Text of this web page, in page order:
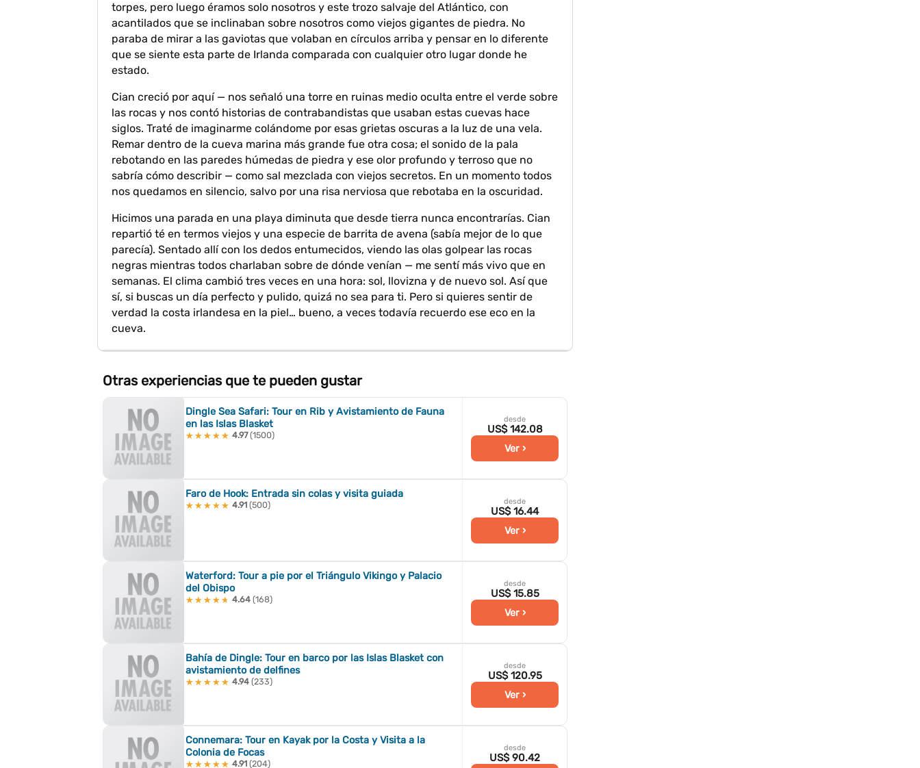
torpes, pero luego éramos solo nosotros y este trozo salvaje del Atlántico, con
acantilados que se inclinaban sobre nosotros como viejos gigantes de piedra. No
paraba de mirar a las gaviotas que volaban en círculos arriba y pensar en lo diferente
que se siente esta parte de Irlanda comparada con cualquier otro lugar donde he
estado.
Cian creció por aquí — nos señaló una torre en ruinas medio oculta entre el verde sobre
las rocas y nos contó historias de contrabandistas que usaban estas cuevas hace
siglos. Traté de imaginarme colándome por esas grietas oscuras a la luz de una vela.
Remar dentro de la cueva marina más grande fue otra cosa; el sonido de la pala
rebotando en las paredes húmedas de piedra y ese olor profundo y terroso que no
sabría cómo describir — como sal mezclada con viejos secretos. En un momento todos
nos quedamos en silencio, salvo por una risa nerviosa que rebotaba en la oscuridad.
Hicimos una parada en una playa diminuta que desde tierra nunca encontrarías. Cian
repartió té en termos viejos y una especie de barrita de avena (sabía mejor de lo que
parecía). Sentado allí con los dedos entumecidos, viendo las olas golpear las rocas
negras mientras todos charlaban sobre de dónde venían — me sentí más vivo que en
semanas. El clima cambió tres veces en una hora: sol, llovizna y de nuevo sol. Así que
sí, si buscas un día perfecto y pulido, quizá no sea para ti. Pero si quieres sentir de
verdad la costa irlandesa en la piel… bueno, a veces todavía recuerdo ese eco en la
cueva.
Otras experiencias que te pueden gustar
Dingle Sea Safari: Tour en Rib y Avistamiento de Fauna
en las Islas Blasket
★★★★★
★★★★★ 4.97(1500)
desde
US$ 142.08
Ver ›
Faro de Hook: Entrada sin colas y visita guiada
★★★★★
★★★★★ 4.91 (500) desde
US$ 16.44
Ver ›
Waterford: Tour a pie por el Triángulo Vikingo y Palacio
del Obispo
★★★★★
★★★★★ 4.64 (168)
desde
US$ 15.85
Ver ›
Bahía de Dingle: Tour en barco por las Islas Blasket con
avistamiento de delfines
★★★★★
★★★★★ 4.94 (233)
desde
US$ 120.95
Ver ›
Connemara: Tour en Kayak por la Costa y Visita a la
Colonia de Focas
★★★★★
★★★★★ 4.91 (204)
desde
US$ 90.42